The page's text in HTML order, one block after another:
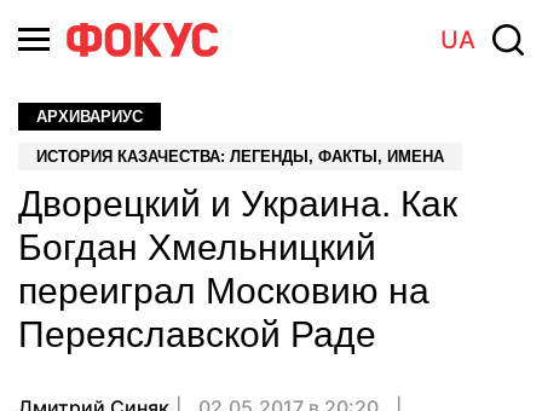
UA
АРХИВАРИУС
ИСТОРИЯ КАЗАЧЕСТВА: ЛЕГЕНДЫ, ФАКТЫ, ИМЕНА
Дворецкий и Украина. Как
Богдан Хмельницкий
переиграл Московию на
Переяславской Раде